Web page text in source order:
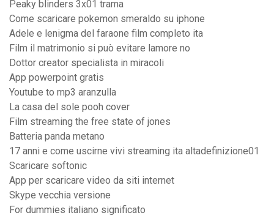
Peaky blinders 3x01 trama
Come scaricare pokemon smeraldo su iphone
Adele e lenigma del faraone film completo ita
Film il matrimonio si può evitare lamore no
Dottor creator specialista in miracoli
App powerpoint gratis
Youtube to mp3 aranzulla
La casa del sole pooh cover
Film streaming the free state of jones
Batteria panda metano
17 anni e come uscirne vivi streaming ita altadefinizione01
Scaricare softonic
App per scaricare video da siti internet
Skype vecchia versione
For dummies italiano significato